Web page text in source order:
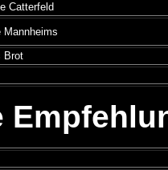
Catterfeld
Mannheims
Brot